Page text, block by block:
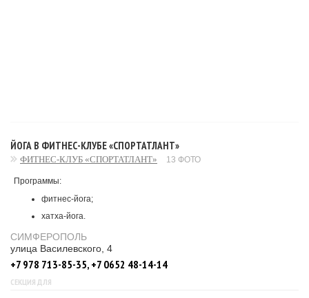
ЙОГА В ФИТНЕС-КЛУБЕ «СПОРТАТЛАНТ»
ФИТНЕС-КЛУБ «СПОРТАТЛАНТ» 13 ФОТО
Программы:
фитнес-йога;
хатха-йога.
СИМФЕРОПОЛЬ
улица Василевского, 4
+7 978 713-85-35, +7 0652 48-14-14
СЕКЦИЯ ДЛЯ